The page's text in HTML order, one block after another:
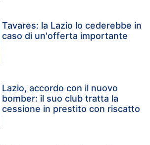
Tavares: la Lazio lo cederebbe in
caso di un'offerta importante
Lazio, accordo con il nuovo
bomber: il suo club tratta la
cessione in prestito con riscatto